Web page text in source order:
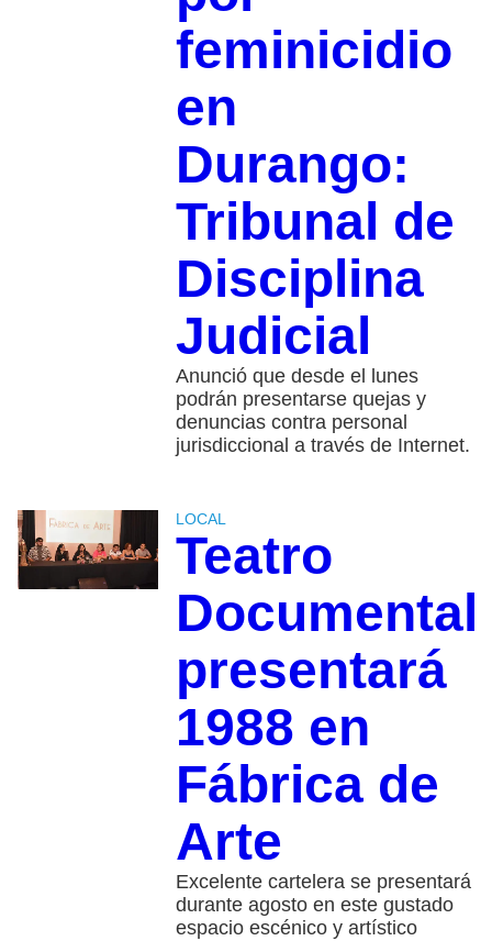
feminicidio
en
Durango:
Tribunal de
Disciplina
Judicial
Anunció que desde el lunes
podrán presentarse quejas y
denuncias contra personal
jurisdiccional a través de Internet.
LOCAL
Teatro
Documental
presentará
1988 en
Fábrica de
Arte
Excelente cartelera se presentará
durante agosto en este gustado
espacio escénico y artístico